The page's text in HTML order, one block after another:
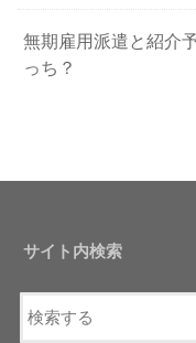
無期雇用派遣と紹介
っち？
サイト内検索